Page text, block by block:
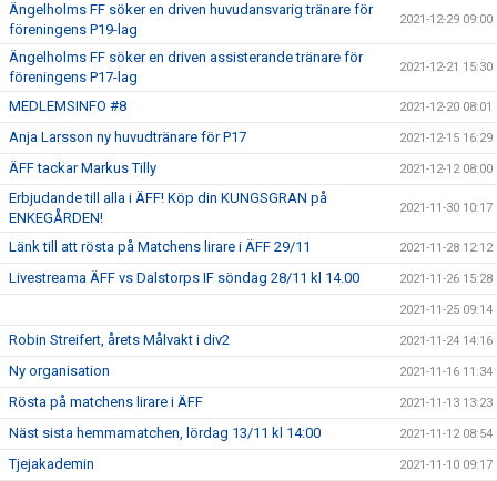
Ängelholms FF söker en driven huvudansvarig tränare för
föreningens P19-lag
2021-12-29 09:00
Ängelholms FF söker en driven assisterande tränare för
föreningens P17-lag
2021-12-21 15:30
MEDLEMSINFO #8 2021-12-20 08:01
Anja Larsson ny huvudtränare för P17 2021-12-15 16:29
ÄFF tackar Markus Tilly 2021-12-12 08:00
Erbjudande till alla i ÄFF! Köp din KUNGSGRAN på
ENKEGÅRDEN!
2021-11-30 10:17
Länk till att rösta på Matchens lirare i ÄFF 29/11 2021-11-28 12:12
Livestreama ÄFF vs Dalstorps IF söndag 28/11 kl 14.00 2021-11-26 15:28
2021-11-25 09:14
Robin Streifert, årets Målvakt i div2 2021-11-24 14:16
Ny organisation 2021-11-16 11:34
Rösta på matchens lirare i ÄFF 2021-11-13 13:23
Näst sista hemmamatchen, lördag 13/11 kl 14:00 2021-11-12 08:54
Tjejakademin 2021-11-10 09:17